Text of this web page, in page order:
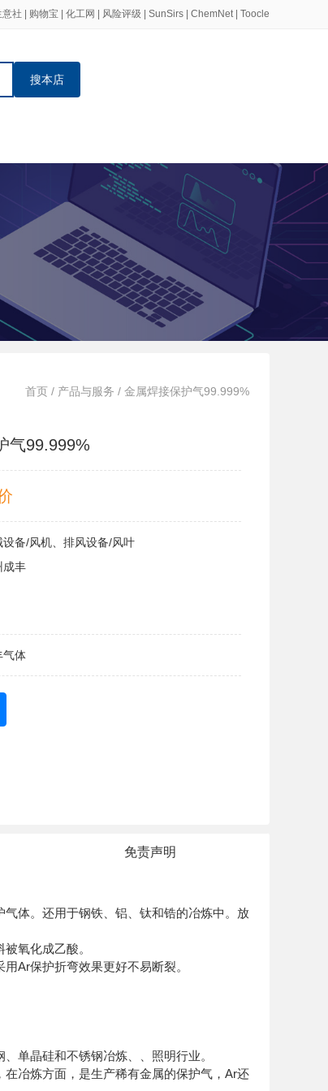
意社 购物宝 化工网 风险评级 SunSirs ChemNet| Toocle
搜本店
首页 / 产品与服务 / 金属焊接保护气99.999%
气99.999%
设备/风机、排风设备/风叶
成丰
气体
免责声明
气体。还用于钢铁、铝、钛和锆的冶炼中。放
氧化成乙酸。
用Ar保护折弯效果更好不易断裂。
单晶硅和不锈钢冶炼、、照明行业。
冶炼方面，是生产稀有金属的保护气，Ar还